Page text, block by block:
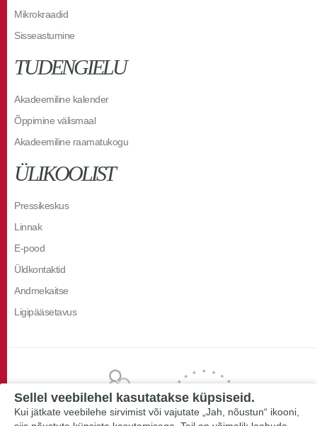
Mikrokraadid
Sisseastumine
TUDENGIELU
Akadeemiline kalender
Õppimine välismaal
Akadeemiline raamatukogu
ÜLIKOOLIST
Pressikeskus
Linnak
E-pood
Üldkontaktid
Andmekaitse
Ligipääsetavus
Sellel veebilehel kasutatakse küpsiseid.
Kui jätkate veebilehe sirvimist või vajutate „Jah, nõustun“ ikooni,